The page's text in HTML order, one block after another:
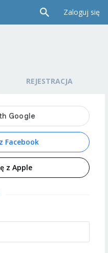
Zaloguj się
REJESTRACJA
Facebook
z Apple